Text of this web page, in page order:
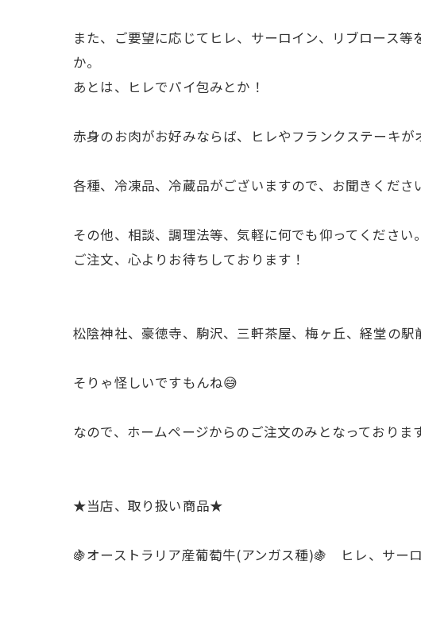
また、ご要望に応じてヒレ、サーロイン、リブロース
か。
あとは、ヒレでパイ包みとか！
赤身のお肉がお好みならば、ヒレやフランクステーキが
各種、冷凍品、冷蔵品がございますので、お聞きくださ
その他、相談、調理法等、気軽に何でも仰ってください。
ご注文、心よりお待ちしております！
松陰神社、豪徳寺、駒沢、三軒茶屋、梅ヶ丘、経堂の
そりゃ怪しいですもんね😅
なので、ホームページからのご注文のみとなっておりま
★当店、取り扱い商品★
🍇オーストラリア産葡萄牛(アンガス種)🍇 ヒレ、サー